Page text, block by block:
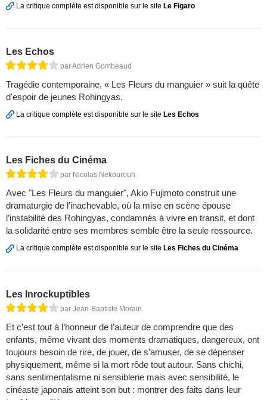
La critique complète est disponible sur le site Le Figaro
Les Echos
par Adrien Gombeaud
Tragédie contemporaine, « Les Fleurs du manguier » suit la quête
d'espoir de jeunes Rohingyas.
La critique complète est disponible sur le site Les Echos
Les Fiches du Cinéma
par Nicolas Nekourouh
Avec "Les Fleurs du manguier", Akio Fujimoto construit une
dramaturgie de l’inachevable, où la mise en scène épouse
l’instabilité des Rohingyas, condamnés à vivre en transit, et dont
la solidarité entre ses membres semble être la seule ressource.
La critique complète est disponible sur le site Les Fiches du Cinéma
Les Inrockuptibles
par Jean-Baptiste Morain
Et c’est tout à l’honneur de l’auteur de comprendre que des
enfants, même vivant des moments dramatiques, dangereux, ont
toujours besoin de rire, de jouer, de s’amuser, de se dépenser
physiquement, même si la mort rôde tout autour. Sans chichi,
sans sentimentalisme ni sensiblerie mais avec sensibilité, le
cinéaste japonais atteint son but : montrer des faits dans leur